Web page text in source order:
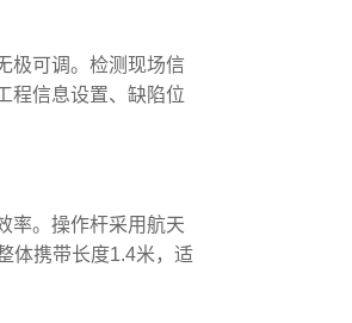
极可调。检测现场信
程信息设置、缺陷位
率。操作杆采用航天
体携带长度1.4米，适